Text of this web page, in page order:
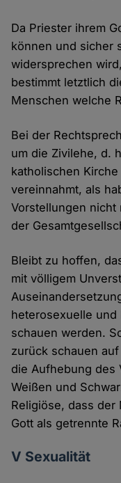
Da Priester ihrem
können und sicher
widersprechen
bestimmt letztlich
Menschen welche
Bei der
um die Zivilehe, d.
katholischen
vereinnahmt, als
Vorstellungen
der
Bleibt zu hoffen,
mit völligem
heterosexuelle
schauen werden.
zurück schauen
die Aufhebung des
Weißen und
Religiöse, dass
Gott als getrennte
V Sexualität